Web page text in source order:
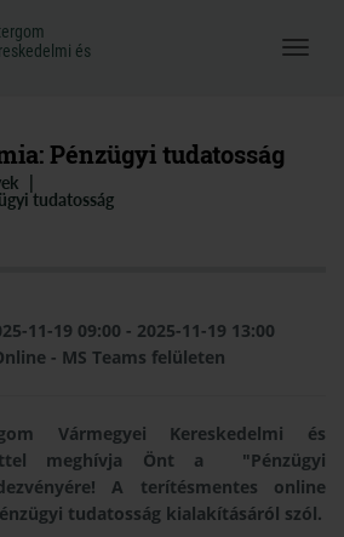
és
és
Menü
Pénzügyi tudatosság
tudatosság
11-19 09:00 - 2025-11-19 13:00
- MS Teams felületen
Vármegyei Kereskedelmi és
meghívja Önt a "Pénzügyi
A terítésmentes online
tudatosság kialakításáról szól.